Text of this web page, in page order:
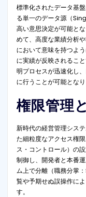
標準化されたデータ基
る単一のデータ源（
高い意思決定が可能と
めて、高度な業績分析
において意味を持つよ
に実績が反映されるこ
明プロセスが迅速化し
に行うことが可能とな
権限管理
新時代の経営管理シス
た細粒度なアクセス権
ス・コントロール）の
制御し、開発者と本番
ム上で分離（職務分掌
覧や予期せぬ誤操作に
す。